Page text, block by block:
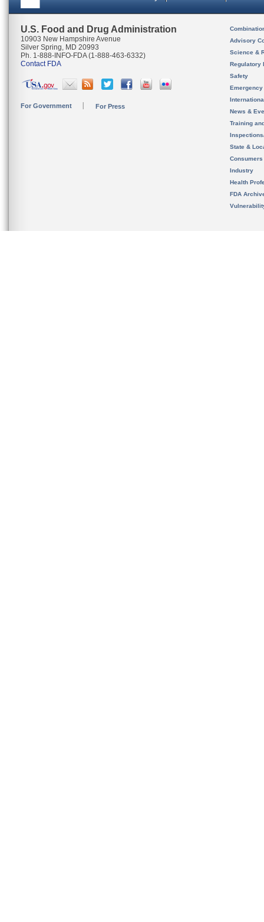
U.S. Food and Drug Administration
10903 New Hampshire Avenue
Silver Spring, MD 20993
Ph. 1-888-INFO-FDA (1-888-463-6332)
Contact FDA
For Government For Press
Advisory
Science &
Regulatory
Safety
News &
Training
State &
Consumers
Industry
Health
FDA